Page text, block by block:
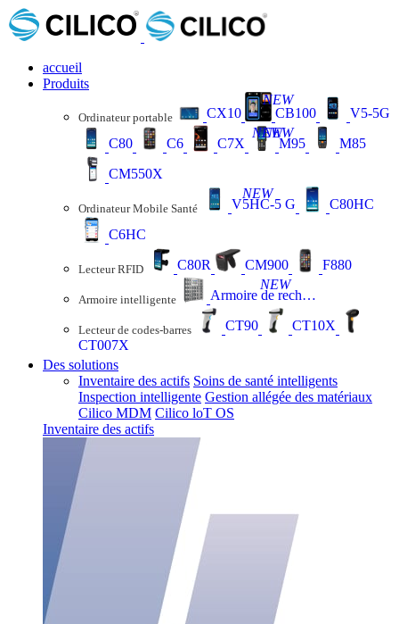
accueil
Produits
Ordinateur portable CX10 CB100
NEW
V5-5G
NEW
C80 C6 C7X M95
NEW
M85
CM550X
Ordinateur Mobile Santé V5HC-5 G
NEW
C80HC
C6HC
Lecteur RFID C80R CM900 F880
Armoire intelligente Armoire de recharge
NEW
Lecteur de codes-barres CT90
CT10X
CT007X
Des solutions
Inventaire des actifs Soins de santé intelligents
Inspection intelligente Gestion allégée des matériaux
Cilico MDM Cilico loT OS
Inventaire des actifs